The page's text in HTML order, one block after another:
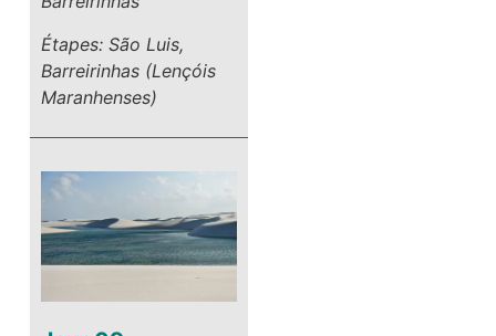
Étapes: São Luis,
Barreirinhas (Lençóis
Maranhenses)